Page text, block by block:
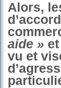
Alors,
aide »
vu et